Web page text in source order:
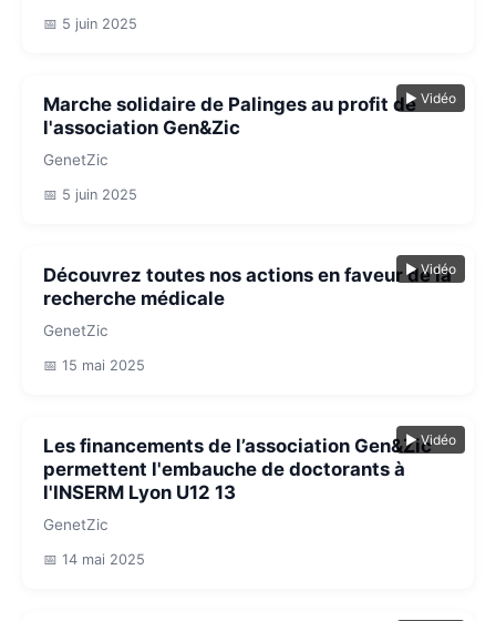
📅 5 juin 2025
▶ Vidéo
Marche solidaire de Palinges au profit de
l'association Gen&Zic
GenetZic
📅 5 juin 2025
▶ Vidéo
Découvrez toutes nos actions en faveur de la
recherche médicale
GenetZic
📅 15 mai 2025
▶ Vidéo
Les financements de l’association Gen&Zic
permettent l'embauche de doctorants à
l'INSERM Lyon U12 13
GenetZic
📅 14 mai 2025